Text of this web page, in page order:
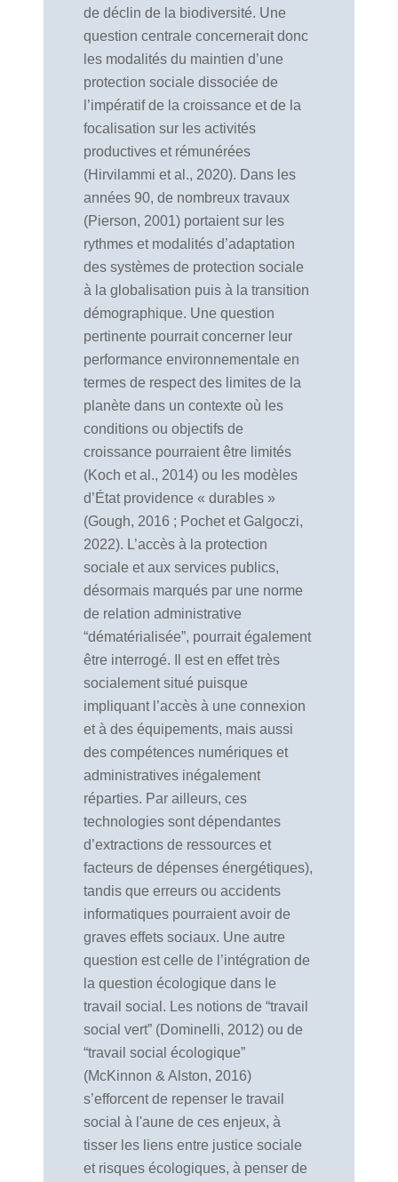
de déclin de la biodiversité. Une
question centrale concernerait donc
les modalités du maintien d’une
protection sociale dissociée de
l’impératif de la croissance et de la
focalisation sur les activités
productives et rémunérées
(Hirvilammi et al., 2020). Dans les
années 90, de nombreux travaux
(Pierson, 2001) portaient sur les
rythmes et modalités d’adaptation
des systèmes de protection sociale
à la globalisation puis à la transition
démographique. Une question
pertinente pourrait concerner leur
performance environnementale en
termes de respect des limites de la
planète dans un contexte où les
conditions ou objectifs de
croissance pourraient être limités
(Koch et al., 2014) ou les modèles
d’État providence « durables »
(Gough, 2016 ; Pochet et Galgoczi,
2022). L’accès à la protection
sociale et aux services publics,
désormais marqués par une norme
de relation administrative
“dématérialisée”, pourrait également
être interrogé. Il est en effet très
socialement situé puisque
impliquant l’accès à une connexion
et à des équipements, mais aussi
des compétences numériques et
administratives inégalement
réparties. Par ailleurs, ces
technologies sont dépendantes
d’extractions de ressources et
facteurs de dépenses énergétiques),
tandis que erreurs ou accidents
informatiques pourraient avoir de
graves effets sociaux. Une autre
question est celle de l’intégration de
la question écologique dans le
travail social. Les notions de “travail
social vert” (Dominelli, 2012) ou de
“travail social écologique”
(McKinnon & Alston, 2016)
s’efforcent de repenser le travail
social à l'aune de ces enjeux, à
tisser les liens entre justice sociale
et risques écologiques, à penser de